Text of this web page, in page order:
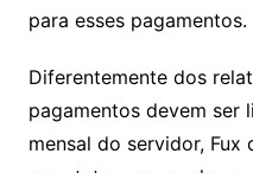
para esses pagamentos.
Diferentemente dos
pagamentos devem ser
mensal do servidor, Fux